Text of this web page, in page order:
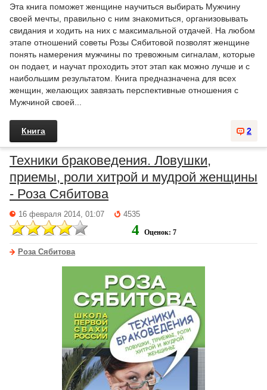
Эта книга поможет женщине научиться выбирать Мужчину
своей мечты, правильно с ним знакомиться, организовывать
свидания и ходить на них с максимальной отдачей. На любом
этапе отношений советы Розы Сябитовой позволят женщине
понять намерения мужчины по тревожным сигналам, которые
он подает, и научат проходить этот этап как можно лучше и с
наибольшим результатом. Книга предназначена для всех
женщин, желающих завязать перспективные отношения с
Мужчиной своей...
2
Книга
Техники браковедения. Ловушки,
приемы, роли хитрой и мудрой женщины
- Роза Сябитова
16 февраля 2014, 01:07 4535
4 Оценок: 7
Роза Сябитова